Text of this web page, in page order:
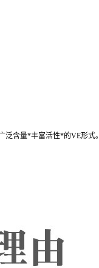
泛含量*丰富活性*的VE形式。